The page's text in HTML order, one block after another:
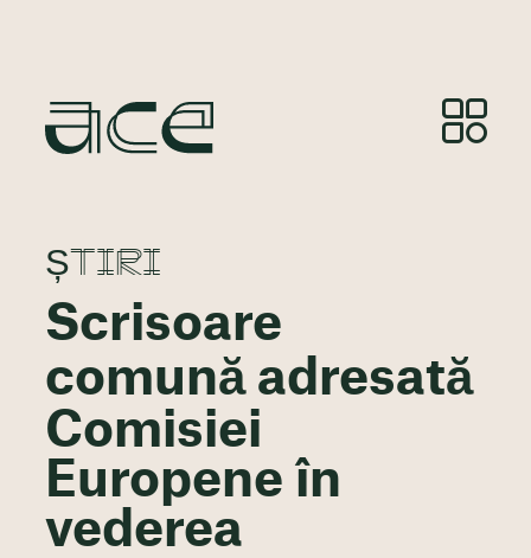
ȘTIRI
Scrisoare
comună adresată
Comisiei
Europene în
vederea